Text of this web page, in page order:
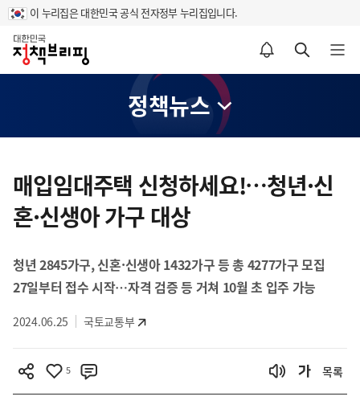
이 누리집은 대한민국 공식 전자정부 누리집입니다.
홈
알림설정 바로가기 검색 바로가기 메뉴 열기
정책뉴스
텐
츠
영
매입임대주택 신청하세요!…청년·신
혼·신생아 가구 대상
청년 2845가구, 신혼·신생아 1432가구 등 총 4277가구 모집
27일부터 접수 시작…자격 검증 등 거쳐 10월 초 입주 가능
2024.06.25 국토교통부
5 목록